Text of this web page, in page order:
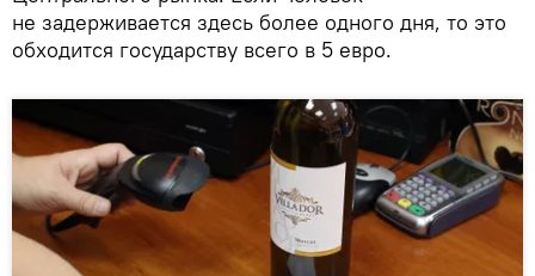
не задерживается здесь более одного дня, то это
обходится государству всего в 5 евро.